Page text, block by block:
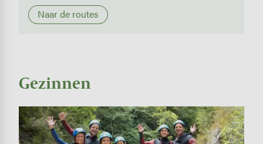
Naar de routes
Gezinnen
Image